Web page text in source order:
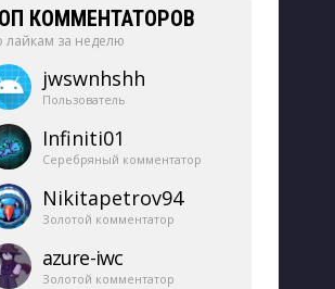
КОММЕНТАТОРОВ
лайкам за неделю
jwswnhshh
Пользователь
Infiniti01
Серебряный комментатор
Nikitapetrov94
Золотой комментатор
azure-​iwc
Золотой комментатор